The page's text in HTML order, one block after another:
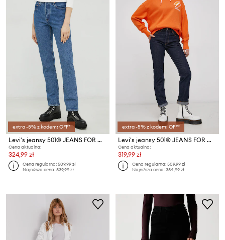
extra -5% z kodem: OFF*
Levi's jeansy 501® JEANS FOR WOMEN
Cena aktualna:
324,99 zł
Cena regularna:509,99 zł
Najniższa cena:339,99 zł
extra -5% z kodem: OFF*
Levi's jeansy 501® JEANS FOR WOMEN
Cena aktualna:
319,99 zł
Cena regularna:509,99 zł
Najniższa cena:334,99 zł